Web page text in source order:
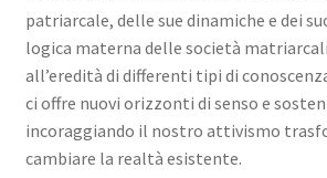
patriarcale, delle sue dinamiche e dei
logica materna delle società
all’eredità di differenti tipi di
ci offre nuovi orizzonti di senso e
incoraggiando il nostro attivismo
cambiare la realtà esistente.